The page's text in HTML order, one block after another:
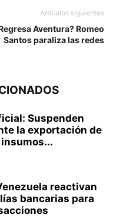
Artículos siguientes
Aventura? Romeo
Santos paraliza las redes
Suspenden
la exportación de
reactivan
bancarias para